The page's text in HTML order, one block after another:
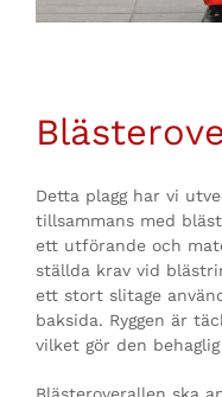
Detta plagg har vi
tillsammans med
ett utförande och
ställda krav vid
ett stort slitage
baksida. Ryggen är
vilket gör den
Blästeroverallen ska